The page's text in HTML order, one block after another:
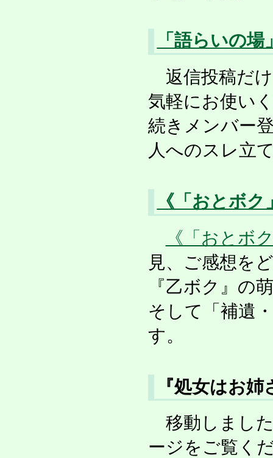
「語らいの場
返信投稿だ
気軽にお使い
続きメンバー
人へのスレ立
《「おとボ
《「おとボ
見、ご感想を
『乙ボク』の
そして「補遺
す。
『処女はお
移動しまし
ージをご覧く